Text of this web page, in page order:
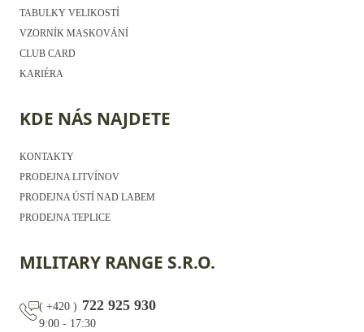
TABULKY VELIKOSTÍ
VZORNÍK MASKOVÁNÍ
CLUB CARD
KARIÉRA
KDE NÁS NAJDETE
KONTAKTY
PRODEJNA LITVÍNOV
PRODEJNA ÚSTÍ NAD LABEM
PRODEJNA TEPLICE
MILITARY RANGE S.R.O.
( +420 ) 722 925 930
9:00 - 17:30